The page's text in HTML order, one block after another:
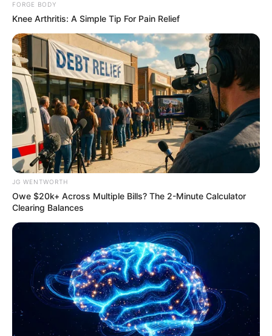
Why this ordinary drink is the secret to feeling your
best every day
CTA FAVORITE
This Woman Chose To Live Like A Horse
BRAINBERRIES
Why Smart Men 40+ Switched From Blue Pills To
This
DIRECTMAX
FORGE BODY
Knee Arthritis: A Simple Tip For Pain Relief
JG WENTWORTH
Owe $20k+ Across Multiple Bills? The 2-Minute Calculator
Clearing Balances